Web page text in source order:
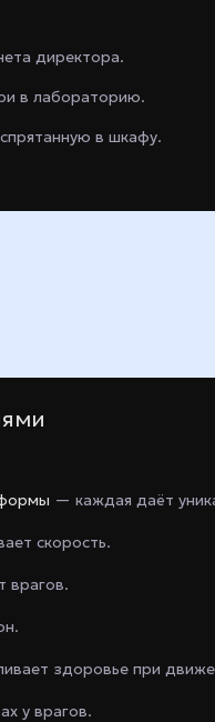
директора.
в лабораторию.
в шкафу.
— каждая даёт
скорость.
врагов.
здоровье при
у врагов.